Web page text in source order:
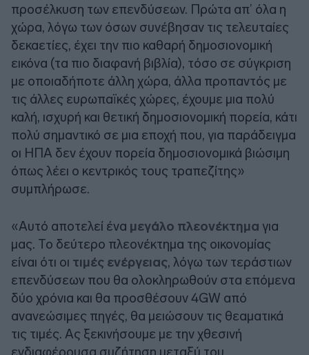
προσέλκυση των επενδύσεων. Πρώτα απ’ όλα η
χώρα, λόγω των όσων συνέβησαν τις τελευταίες
δεκαετίες, έχει την πιο καθαρή δημοσιονομική
εικόνα (τα πιο διαφανή βιβλία), τόσο σε σύγκριση
με οποιαδήποτε άλλη χώρα, άλλα προπαντός με
τις άλλες ευρωπαϊκές χώρες, έχουμε μια πολύ
καλή, ισχυρή και θετική δημοσιονομική πορεία, κάτι
πολύ σημαντικό σε μια εποχή που, για παράδειγμα
οι ΗΠΑ δεν έχουν πορεία δημοσιονομικά βιώσιμη
όπως λέει ο κεντρικός τους τραπεζίτης»
συμπλήρωσε.
«Αυτό αποτελεί ένα μεγάλο πλεονέκτημα για
μας. Το δεύτερο πλεονέκτημα της οικονομίας
είναι ότι οι τιμές ενέργειας, λόγω των τεράστιων
επενδύσεων που θα ολοκληρωθούν στα επόμενα
δύο χρόνια και θα προσθέσουν 4GW από
ανανεώσιμες πηγές, θα μειώσουν τις θεαματικά
τις τιμές. Ας ξεκινήσουμε με την χθεσινή
ενδιαφέρουσα συζήτηση μεταξύ του